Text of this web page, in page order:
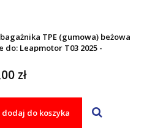
TPE (gumowa) beżowa
do: Leapmotor T03 2025 -
zł
dodaj do koszyka